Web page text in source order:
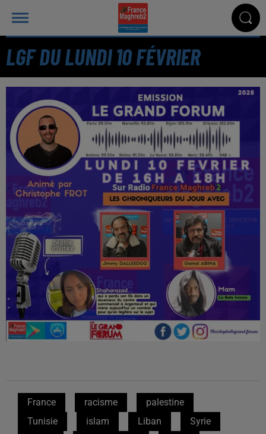
LGF DU LUNDI 10 FÉVRIER
France racisme
palestine
Tunisie
islam Liban
Syrie